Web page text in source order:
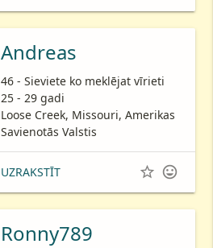
Andreas
46 - Sieviete ko meklējat vīrieti
25 - 29 gadi
Loose Creek, Missouri, Amerikas
Savienotās Valstis
UZRAKSTĪT  
Ronny789